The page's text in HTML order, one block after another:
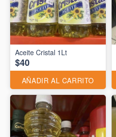
Aceite Cristal 1Lt
$40
AÑADIR AL CARRITO